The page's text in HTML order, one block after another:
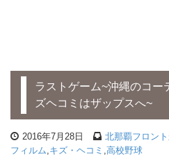
ラストゲーム~沖縄のコー
ズヘコミはザップスへ~
2016年7月28日 北那覇フロン
フィルム,キズ・ヘコミ ,高校野球